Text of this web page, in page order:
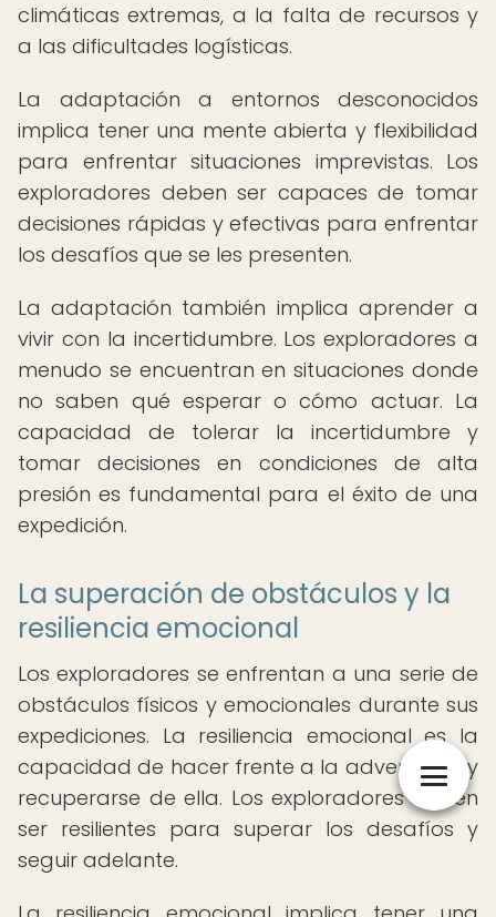
climáticas extremas, a la falta de recursos y
a las dificultades logísticas.
La adaptación a entornos desconocidos
implica tener una mente abierta y flexibilidad
para enfrentar situaciones imprevistas. Los
exploradores deben ser capaces de tomar
decisiones rápidas y efectivas para enfrentar
los desafíos que se les presenten.
La adaptación también implica aprender a
vivir con la incertidumbre. Los exploradores a
menudo se encuentran en situaciones donde
no saben qué esperar o cómo actuar. La
capacidad de tolerar la incertidumbre y
tomar decisiones en condiciones de alta
presión es fundamental para el éxito de una
expedición.
La superación de obstáculos y la
resiliencia emocional
Los exploradores se enfrentan a una serie de
obstáculos físicos y emocionales durante sus
expediciones. La resiliencia emocional es la
capacidad de hacer frente a la adversidad y
recuperarse de ella. Los exploradores deben
ser resilientes para superar los desafíos y
seguir adelante.